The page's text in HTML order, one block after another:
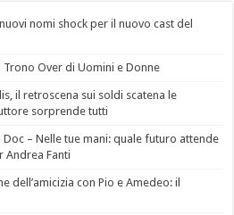
nomi shock per il nuovo cast del
Over di Uomini e Donne
il retroscena sui soldi scatena le
sorprende tutti
Doc – Nelle tue mani: quale futuro attende
Andrea Fanti
dell’amicizia con Pio e Amedeo: il